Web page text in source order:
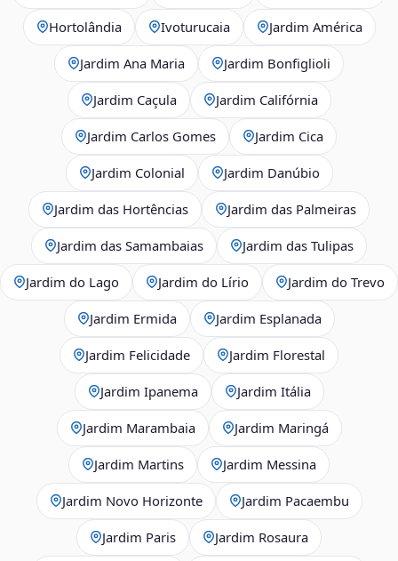
Hortolândia Ivoturucaia Jardim América
Jardim Ana Maria Jardim Bonfiglioli
Jardim Caçula Jardim Califórnia
Jardim Carlos Gomes Jardim Cica
Jardim Colonial Jardim Danúbio
Jardim das Hortências Jardim das Palmeiras
Jardim das Samambaias Jardim das Tulipas
Jardim do Lago Jardim do Lírio Jardim do Trevo
Jardim Ermida Jardim Esplanada
Jardim Felicidade Jardim Florestal
Jardim Ipanema Jardim Itália
Jardim Marambaia Jardim Maringá
Jardim Martins Jardim Messina
Jardim Novo Horizonte Jardim Pacaembu
Jardim Paris Jardim Rosaura